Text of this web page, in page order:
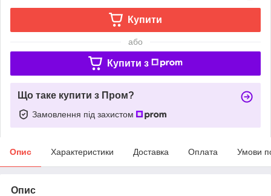
Купити
або
Купити з
Що таке купити з Пром?
Замовлення під захистом
Опис Характеристики Доставка Оплата Умови
Опис